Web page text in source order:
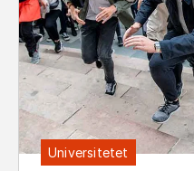
Universitetet